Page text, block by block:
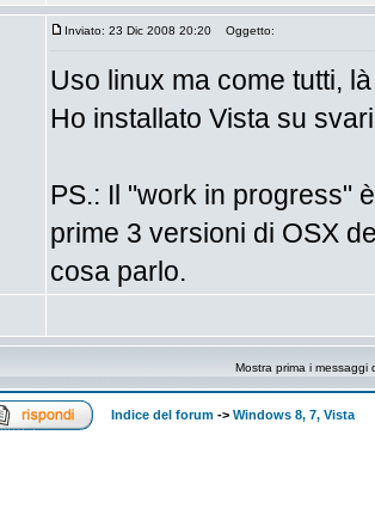
Inviato: 23 Dic 2008 20:20 Oggetto:
Uso linux ma come tutti,
Ho installato Vista su
PS.: Il "work in progress"
prime 3 versioni di OSX
cosa parlo.
Mostra prima i messaggi
Indice del forum -> Windows 8, 7, Vista